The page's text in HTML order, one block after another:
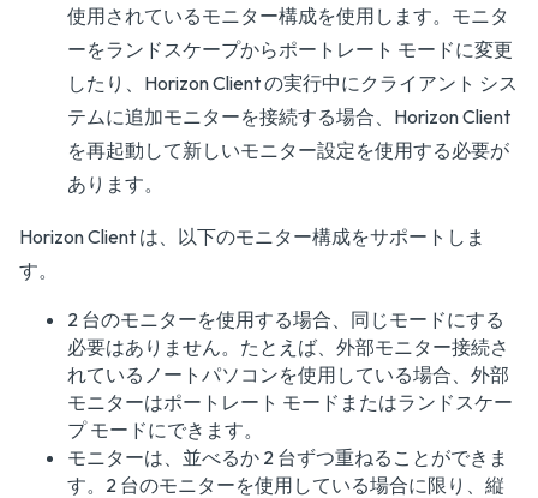
使用されているモニター構成を使用します。モニタ
ーをランドスケープからポートレート モードに変更
したり、Horizon Client の実行中にクライアント シス
テムに追加モニターを接続する場合、Horizon Client
を再起動して新しいモニター設定を使用する必要が
あります。
Horizon Client は、以下のモニター構成をサポートしま
す。
2 台のモニターを使用する場合、同じモードにする
必要はありません。たとえば、外部モニター接続さ
れているノートパソコンを使用している場合、外部
モニターはポートレート モードまたはランドスケー
プ モードにできます。
モニターは、並べるか 2 台ずつ重ねることができま
す。2 台のモニターを使用している場合に限り、縦